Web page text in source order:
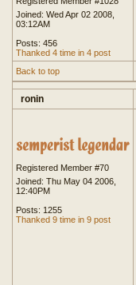
Joined: Wed Apr 02 2008,
03:12AM
Posts: 456
Thanked 4 time in 4 post
Back to top
ronin
Registered Member #70
Joined: Thu May 04 2006,
12:40PM
Posts: 1255
Thanked 9 time in 9 post